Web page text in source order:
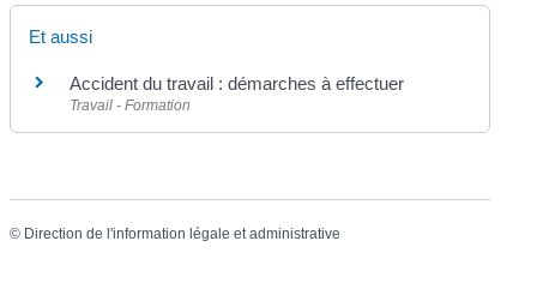
Et aussi
Accident du travail : démarches à effectuer
Travail - Formation
© Direction de l'information légale et administrative